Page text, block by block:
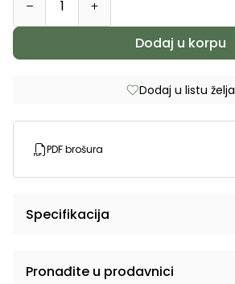
Dodaj u korpu
Dodaj u listu želja
PDF brošura
Specifikacija
Pronađite u prodavnici